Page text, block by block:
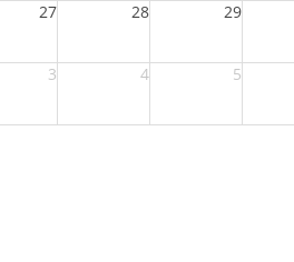
27 28 29
3 4 5